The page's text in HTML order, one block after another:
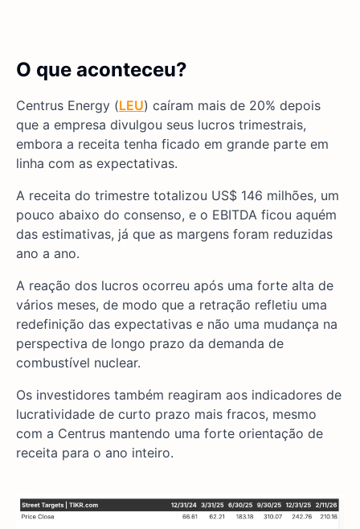
O que aconteceu?
Centrus Energy (LEU) caíram mais de 20% depois
que a empresa divulgou seus lucros trimestrais,
embora a receita tenha ficado em grande parte em
linha com as expectativas.
A receita do trimestre totalizou US$ 146 milhões, um
pouco abaixo do consenso, e o EBITDA ficou aquém
das estimativas, já que as margens foram reduzidas
ano a ano.
A reação dos lucros ocorreu após uma forte alta de
vários meses, de modo que a retração refletiu uma
redefinição das expectativas e não uma mudança na
perspectiva de longo prazo da demanda de
combustível nuclear.
Os investidores também reagiram aos indicadores de
lucratividade de curto prazo mais fracos, mesmo
com a Centrus mantendo uma forte orientação de
receita para o ano inteiro.